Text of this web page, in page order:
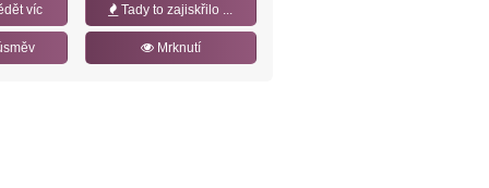
víc Tady to zajiskřilo ...
Mrknutí